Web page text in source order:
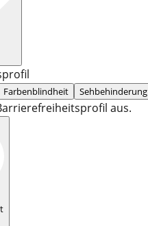
Farbenblindheit Sehbehinderung
aus.